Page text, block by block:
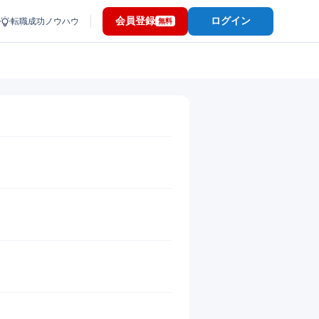
転職成功ノウハウ 会員登録 無料 ログイン